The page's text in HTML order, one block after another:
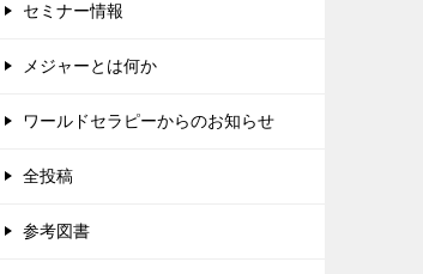
セミナー情報
メジャーとは何か
ワールドセラピーからのお知らせ
全投稿
参考図書